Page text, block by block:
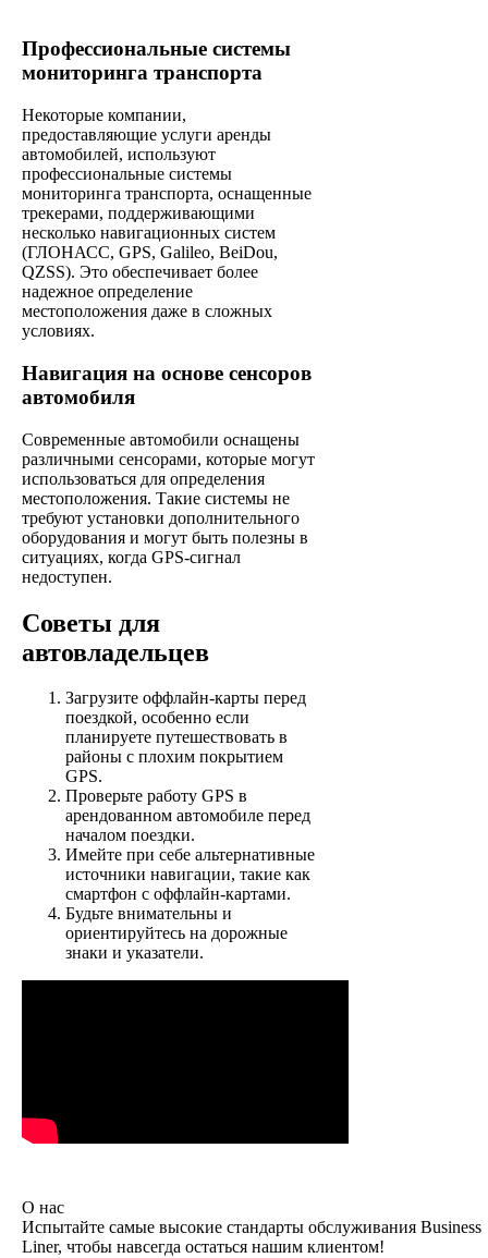
Профессиональные системы
мониторинга транспорта
Некоторые компании,
предоставляющие услуги аренды
автомобилей, используют
профессиональные системы
мониторинга транспорта, оснащенные
трекерами, поддерживающими
несколько навигационных систем
(ГЛОНАСС, GPS, Galileo, BeiDou,
QZSS). Это обеспечивает более
надежное определение
местоположения даже в сложных
условиях.
Навигация на основе сенсоров
автомобиля
Современные автомобили оснащены
различными сенсорами, которые могут
использоваться для определения
местоположения. Такие системы не
требуют установки дополнительного
оборудования и могут быть полезны в
ситуациях, когда GPS-сигнал
недоступен.
Советы для
автовладельцев
Загрузите оффлайн-карты перед
поездкой, особенно если
планируете путешествовать в
районы с плохим покрытием
GPS.
Проверьте работу GPS в
арендованном автомобиле перед
началом поездки.
Имейте при себе альтернативные
источники навигации, такие как
смартфон с оффлайн-картами.
Будьте внимательны и
ориентируйтесь на дорожные
знаки и указатели.
О нас
Испытайте самые высокие стандарты обслуживания Business
Liner, чтобы навсегда остаться нашим клиентом!